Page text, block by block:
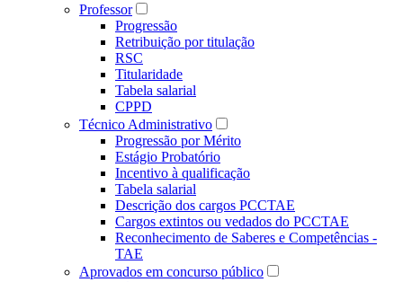
Professor
Progressão
Retribuição por titulação
RSC
Titularidade
Tabela salarial
CPPD
Técnico Administrativo
Progressão por Mérito
Estágio Probatório
Incentivo à qualificação
Tabela salarial
Descrição dos cargos PCCTAE
Cargos extintos ou vedados do PCCTAE
Reconhecimento de Saberes e Competências -
TAE
Aprovados em concurso público